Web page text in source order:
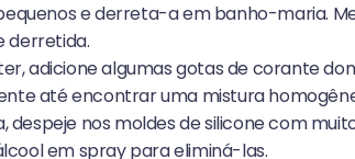
e derreta-a em banho-maria.
derretida.
adicione algumas gotas de corante
até encontrar uma mistura
nos moldes de silicone com
em spray para eliminá-las.